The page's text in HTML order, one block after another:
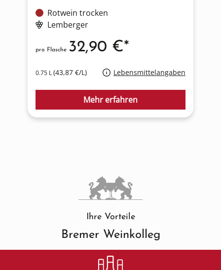
Rotwein trocken
Lemberger
0.75 L(43,87 €/L) Lebensmittelangaben
pro Flasche 32,90 €*
Mehr erfahren
Ihre Vorteile
Bremer Weinkolleg